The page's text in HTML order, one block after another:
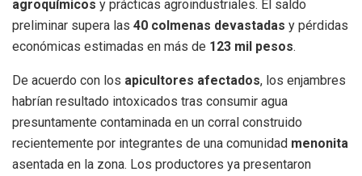
agroquímicos y prácticas agroindustriales. El saldo
preliminar supera las 40 colmenas devastadas y pérdidas
económicas estimadas en más de 123 mil pesos.
De acuerdo con los apicultores afectados, los enjambres
habrían resultado intoxicados tras consumir agua
presuntamente contaminada en un corral construido
recientemente por integrantes de una comunidad menonita
asentada en la zona. Los productores ya presentaron